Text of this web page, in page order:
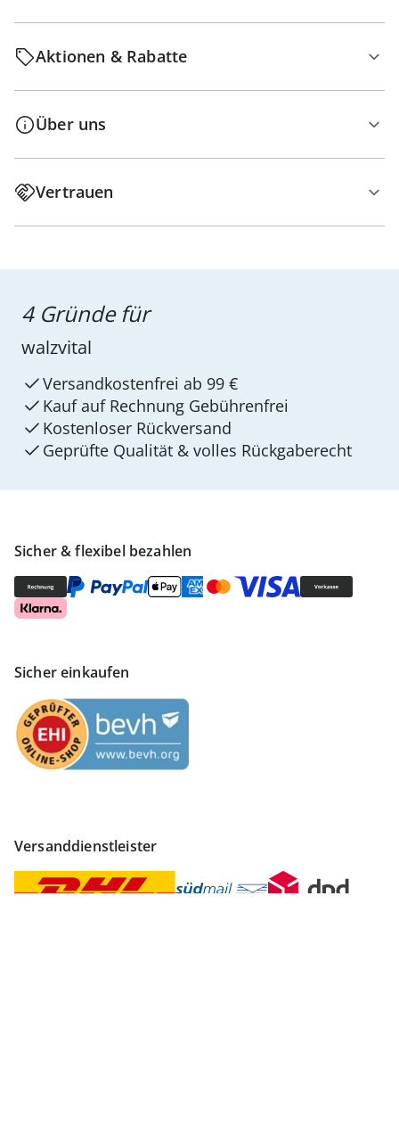
Aktionen & Rabatte
Über uns
Vertrauen
Sicher & flexibel bezahlen
Sicher einkaufen
Versanddienstleister
4 Gründe für
walzvital
Versandkostenfrei ab 99 €
Kauf auf Rechnung Gebührenfrei
Kostenloser Rückversand
Geprüfte Qualität & volles Rückgaberecht